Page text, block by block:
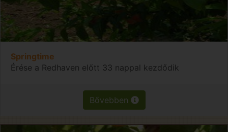
Springtime
Érése a Redhaven előtt 33 nappal kezdődik
Bővebben